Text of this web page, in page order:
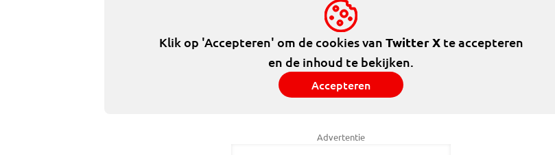
Klik op 'Accepteren' om de cookies van Twitter Xte accepteren
en de inhoud te bekijken.
Accepteren
Advertentie